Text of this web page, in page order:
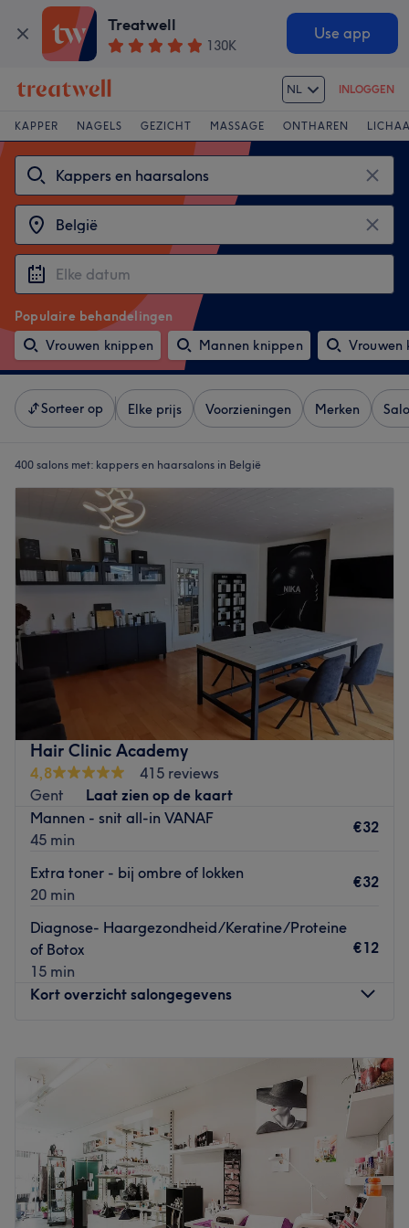
Treatwell
130K
Use app
NL INLOGGEN
KAPPER NAGELS GEZICHT MASSAGE ONTHAREN
Populaire behandelingen
Vrouwen knippen
Mannen knippen Vrouwen
Sorteer op Elke prijs Voorzieningen Merken
400 salons met: kappers en haarsalons in België
Hair Clinic Academy
4,8
415 reviews
Gent
Laat zien op de kaart
Mannen - snit all-in VANAF
45 min
€32
Extra toner - bij ombre of lokken
20 min
€32
Diagnose- Haargezondheid/Keratine/Proteine
of Botox
15 min
€12
Kort overzicht salongegevens
Gesloten
Woensdag
10:00
19:00
Donderdag
09:30
19:00
Vrijdag
09:30
19:00
Zaterdag
10:00 –16:00
Zondag
Gesloten
Hair Clinic Alexa is een kapsalon gespecialiseerd in